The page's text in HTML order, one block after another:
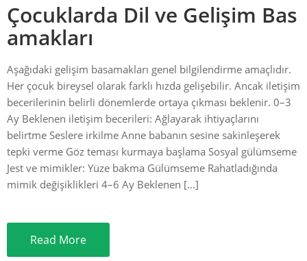
Çocuklarda Dil ve Gelişim Bas
amakları
Aşağıdaki gelişim basamakları genel bilgilendirme amaçlıdır.
Her çocuk bireysel olarak farklı hızda gelişebilir. Ancak iletişim
becerilerinin belirli dönemlerde ortaya çıkması beklenir. 0–3
Ay Beklenen iletişim becerileri: Ağlayarak ihtiyaçlarını
belirtme Seslere irkilme Anne babanın sesine sakinleşerek
tepki verme Göz teması kurmaya başlama Sosyal gülümseme
Jest ve mimikler: Yüze bakma Gülümseme Rahatladığında
mimik değişiklikleri 4–6 Ay Beklenen […]
Read More